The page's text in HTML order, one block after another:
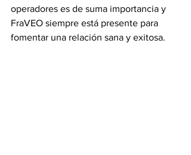
operadores es de suma importancia y
FraVEO siempre está presente para
fomentar una relación sana y exitosa.